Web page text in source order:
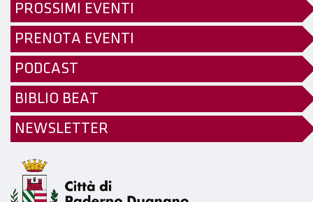
PROSSIMI EVENTI
PRENOTA EVENTI
PODCAST
BIBLIO BEAT
NEWSLETTER